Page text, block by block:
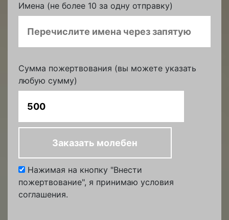
Имена (не более 10 за одну отправку)
Сумма пожертвования (вы можете указать
любую сумму)
Нажимая на кнопку "Внести
пожертвование", я принимаю условия
соглашения.